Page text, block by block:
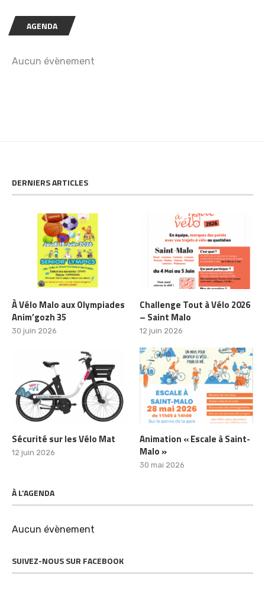
AGENDA
Aucun évènement
DERNIERS ARTICLES
À Vélo Malo aux Olympiades
Anim’gozh 35
30 juin 2026
Challenge Tout à Vélo 2026
– Saint Malo
12 juin 2026
Sécurité sur les Vélo Mat
12 juin 2026
Animation « Escale à Saint-
Malo »
30 mai 2026
À L’AGENDA
Aucun évènement
SUIVEZ-NOUS SUR FACEBOOK